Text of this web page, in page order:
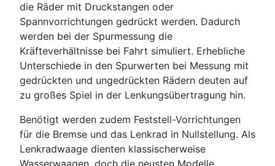
die Räder mit Druckstangen oder
Spannvorrichtungen gedrückt werden. Dadurch
werden bei der Spurmessung die
Kräfteverhältnisse bei Fahrt simuliert. Erhebliche
Unterschiede in den Spurwerten bei Messung mit
gedrückten und ungedrückten Rädern deuten auf
zu großes Spiel in der Lenkungsübertragung hin.
Benötigt werden zudem Feststell-Vorrichtungen
für die Bremse und das Lenkrad in Nullstellung. Als
Lenkradwaage dienten klassischerweise